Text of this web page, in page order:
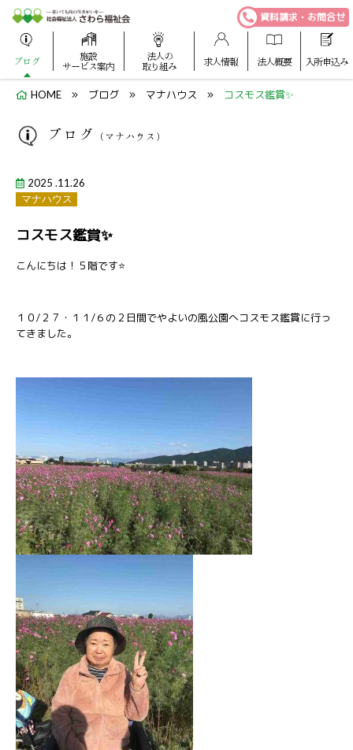
ブログ
施設
サービス案内
法人の
取り組み
求人情報 法人概要 入所申込み
資料請求・お問合せ
HOME ブログ マナハウス コスモス鑑賞✨
ブログ （マナハウス）
2025 .11.26
マナハウス
コスモス鑑賞✨
こんにちは！５階です⭐
１０/２７・１１/６の２日間でやよいの風公園へコスモス鑑賞に行っ
てきました。